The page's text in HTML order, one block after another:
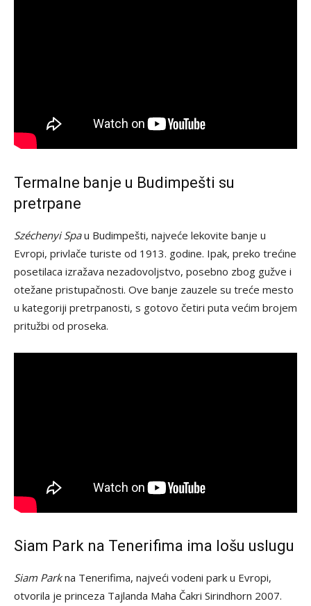
Termalne banje u Budimpešti su
pretrpane
Széchenyi Spau Budimpešti, najveće lekovite banje u
Evropi, privlače turiste od 1913. godine. Ipak, preko trećine
posetilaca izražava nezadovoljstvo, posebno zbog gužve i
otežane pristupačnosti. Ove banje zauzele su treće mesto
u kategoriji pretrpanosti, s gotovo četiri puta većim brojem
pritužbi od proseka.
Siam Park na Tenerifima ima lošu uslugu
Siam Parkna Tenerifima, najveći vodeni park u Evropi,
otvorila je princeza Tajlanda Maha Čakri Sirindhorn 2007.